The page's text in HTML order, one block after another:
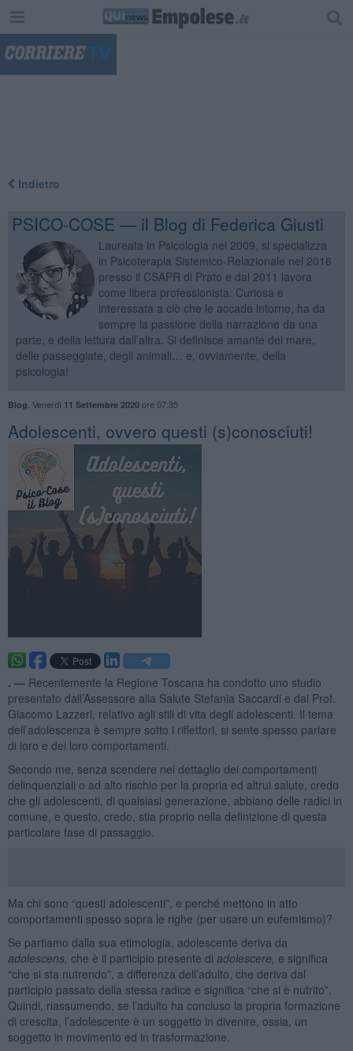
Indietro
PSICO-COSE — il Blog di Federica Giusti
Laureata in Psicologia nel 2009, si specializza
in Psicoterapia Sistemico-Relazionale nel 2016
presso il CSAPR di Prato e dal 2011 lavora
come libera professionista. Curiosa e
interessata a ciò che le accade intorno, ha da
sempre la passione della narrazione da una
parte, e della lettura dall’altra. Si definisce amante del mare,
delle passeggiate, degli animali… e, ovviamente, della
psicologia!
Blog Venerdì 11 Settembre 2020ore 07:35
Adolescenti, ovvero questi (s)conosciuti!
. — Recentemente la Regione Toscana ha condotto uno studio
presentato dall’Assessore alla Salute Stefania Saccardi e dal Prof.
Giacomo Lazzeri, relativo agli stili di vita degli adolescenti. Il tema
dell’adolescenza è sempre sotto i riflettori, si sente spesso parlare
di loro e dei loro comportamenti.
Secondo me, senza scendere nel dettaglio dei comportamenti
delinquenziali o ad alto rischio per la propria ed altrui salute, credo
che gli adolescenti, di qualsiasi generazione, abbiano delle radici in
comune, e questo, credo, stia proprio nella definizione di questa
particolare fase di passaggio.
Ma chi sono “questi adolescenti”, e perché mettono in atto
comportamenti spesso sopra le righe (per usare un eufemismo)?
Se partiamo dalla sua etimologia, adolescente deriva da
adolescens, che è il participio presente di adolescere, e significa
“che si sta nutrendo”, a differenza dell’adulto, che deriva dal
participio passato della stessa radice e significa “che si è nutrito”.
Quindi, riassumendo, se l’adulto ha concluso la propria formazione
di crescita, l’adolescente è un soggetto in divenire, ossia, un
soggetto in movimento ed in trasformazione.